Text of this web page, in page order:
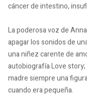
cáncer de intestino,
La poderosa voz de
apagar los sonidos de
una niñez carente de
autobiografía Love
madre siempre una
cuando era pequeña.